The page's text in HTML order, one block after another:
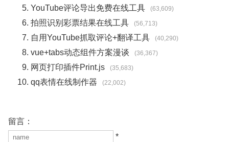
YouTube评论导出免费在线工具 (63,609)
拍照识别彩票结果在线工具 (56,713)
自用YouTube抓取评论+翻译工具 (40,290)
vue+tabs动态组件方案漫谈 (36,367)
网页打印插件Print.js (35,683)
qq表情在线制作器 (22,002)
留言：
*